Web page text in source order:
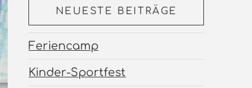
NEUESTE BEITRÄGE
Feriencamp
Kinder-Sportfest